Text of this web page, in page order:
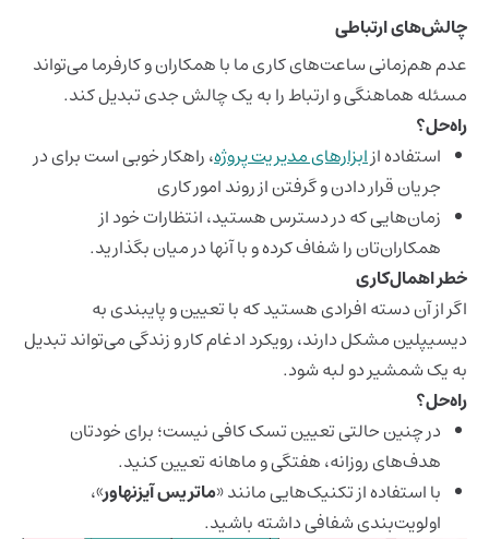
چالش‌های ارتباطی
عدم هم‌زمانی ساعت‌های کاری ما با همکاران و کارفرما می‌تواند
مسئله هماهنگی و ارتباط را به یک چالش جدی تبدیل کند.
راه‌حل؟
استفاده ازابزارهای مدیریت پروژه، راهکار خوبی است برای در
جریان قرار دادن و گرفتن از روند امور کاری
زمان‌هایی که در دسترس هستید، انتظارات خود از
همکاران‌تان را شفاف کرده و با آنها در میان بگذارید.
خطر اهمال‌کاری
اگر از آن دسته افرادی هستید که با تعیین و پایبندی به
دیسیپلین مشکل دارند، رویکرد ادغام کار و زندگی می‌تواند تبدیل
به یک شمشیر دو لبه شود.
راه‌حل؟
در چنین حالتی تعیین تسک کافی نیست؛ برای خودتان
هدف‌های روزانه، هفتگی و ماهانه تعیین کنید.
با استفاده از تکنیک‌هایی مانند «ماتریس آیزنهاور»،
اولویت‌بندی شفافی داشته باشید.